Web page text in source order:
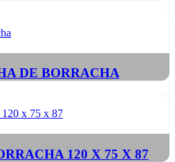
DE BORRACHA
120 X 75 X 87